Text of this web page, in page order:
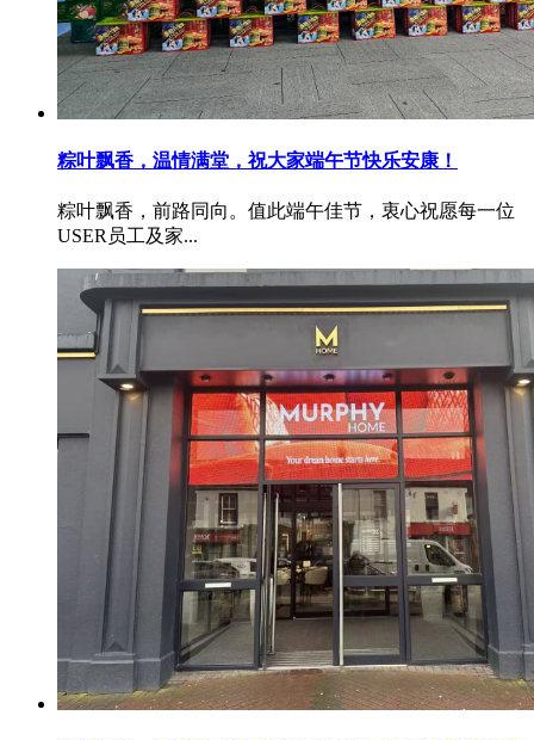
粽叶飘香，温情满堂，祝大家端午节快乐安康！
粽叶飘香，前路同向。值此端午佳节，衷心祝愿每一位
USER员工及家...